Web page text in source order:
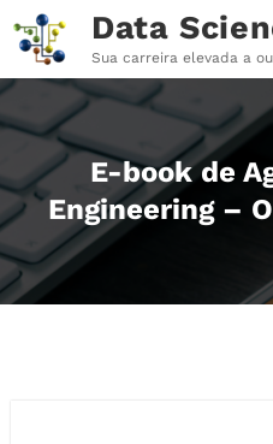
para
conteúdo
Data
Sua carreira elevada a
E-book de
Engineering –